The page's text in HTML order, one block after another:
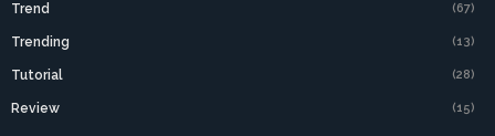
Trend (67)
Trending (13)
Tutorial (28)
Review (15)